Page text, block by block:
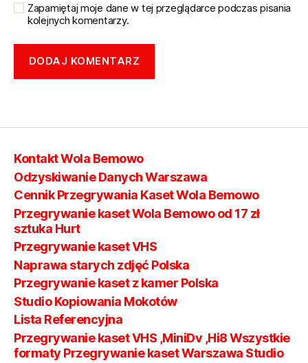
Zapamiętaj moje dane w tej przeglądarce podczas pisania
kolejnych komentarzy.
Kontakt Wola Bemowo
Odzyskiwanie Danych Warszawa
Cennik Przegrywania Kaset Wola Bemowo
Przegrywanie kaset Wola Bemowo od 17 zł
sztuka Hurt
Przegrywanie kaset VHS
Naprawa starych zdjęć Polska
Przegrywanie kaset z kamer Polska
Studio Kopiowania Mokotów
Lista Referencyjna
Przegrywanie kaset VHS ,MiniDv ,Hi8 Wszystkie
formaty Przegrywanie kaset Warszawa Studio